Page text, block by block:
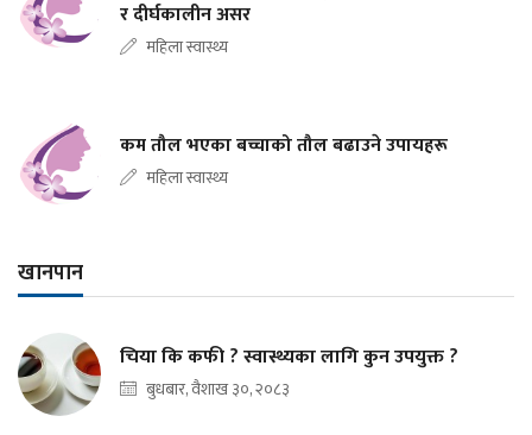
र दीर्घकालीन असर
महिला स्वास्थ्य
कम तौल भएका बच्चाको तौल बढाउने उपायहरू
महिला स्वास्थ्य
खानपान
चिया कि कफी ? स्वास्थ्यका लागि कुन उपयुक्त ?
बुधबार, वैशाख ३०, २०८३